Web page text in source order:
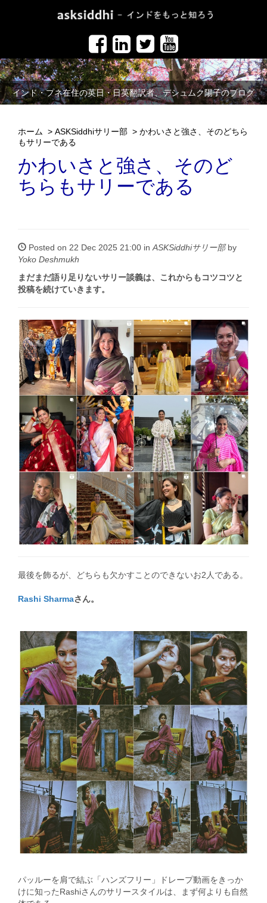
インド・プネ在住の英日・日英翻訳者、デシュムク陽子のブログ
ホーム > ASKSiddhiサリー部 > かわいさと強さ、そのどちら
もサリーである
かわいさと強さ、そのど
ちらもサリーである
Posted on 22 Dec 2025 21:00 in ASKSiddhiサリー部by
Yoko Deshmukh
まだまだ語り足りないサリー談義は、これからもコツコツと
投稿を続けていきます。
最後を飾るが、どちらも欠かすことのできないお2人である。
Rashi Sharmaさん。
パッルーを肩で結ぶ「ハンズフリー」ドレープ動画をきっか
けに知ったRashiさんのサリースタイルは、まず何よりも自然